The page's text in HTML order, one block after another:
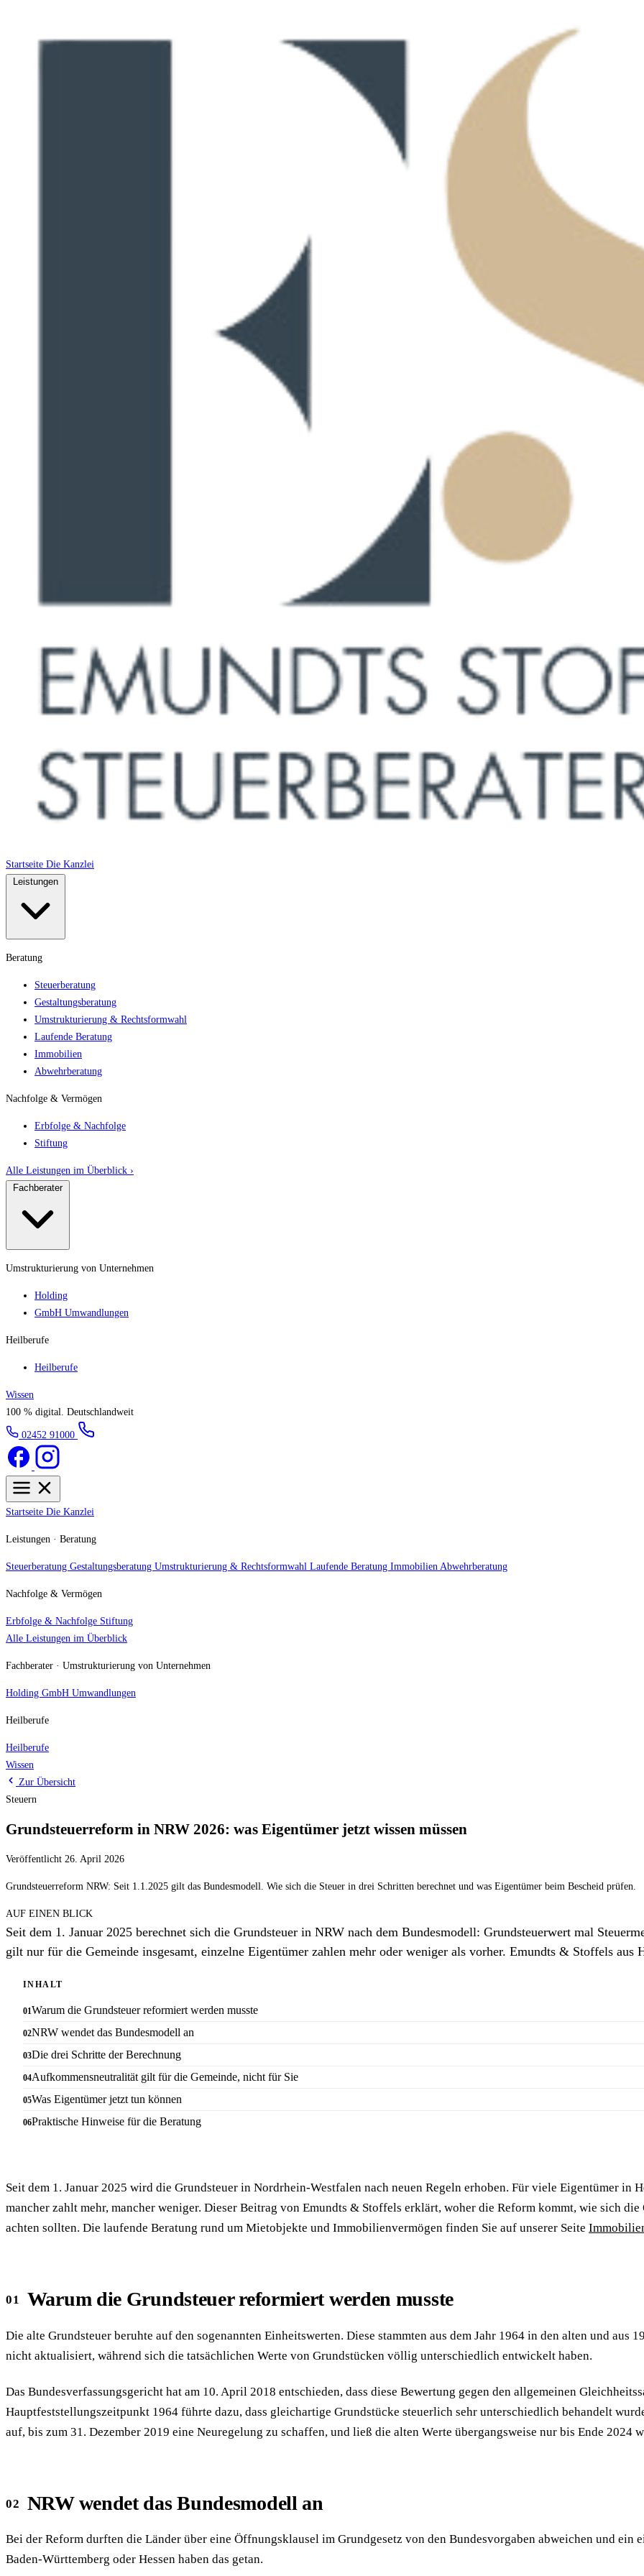
Startseite Die Kanzlei
Beratung
Steuerberatung
Gestaltungsberatung
Umstrukturierung & Rechtsformwahl
Laufende Beratung
Immobilien
Abwehrberatung
Nachfolge & Vermögen
Erbfolge & Nachfolge
Stiftung
Alle Leistungen im Überblick ›
Fachberater
Umstrukturierung von Unternehmen
Holding
GmbH Umwandlungen
Heilberufe
Heilberufe
Wissen
100 % digital. Deutschlandweit
02452 91000
Startseite Die Kanzlei
Leistungen · Beratung
Steuerberatung Gestaltungsberatung Umstrukturierung & Rechtsformwahl Laufende Beratung Immobilien Abwehrberatung
Nachfolge & Vermögen
Erbfolge & Nachfolge Stiftung
Alle Leistungen im Überblick
Fachberater · Umstrukturierung von Unternehmen
Holding GmbH Umwandlungen
Heilberufe
Heilberufe
Wissen
Zur Übersicht
Steuern
Grundsteuerreform in NRW 2026: was Eigentümer jetzt wissen müssen
Veröffentlicht 26. April 2026
Grundsteuerreform NRW: Seit 1.1.2025 gilt das Bundesmodell. Wie sich die Steuer in drei Schritten berechnet und was Eigentümer beim Bescheid prüfen.
AUF EINEN BLICK
Seit dem 1. Januar 2025 berechnet sich die Grundsteuer in NRW nach dem Bundesmodell: Grundsteuerwert mal
gilt nur für die Gemeinde insgesamt, einzelne Eigentümer zahlen mehr oder weniger als vorher. Emundts & Stoffels aus
INHALT
Warum die Grundsteuer reformiert werden musste
NRW wendet das Bundesmodell an
Die drei Schritte der Berechnung
Aufkommensneutralität gilt für die Gemeinde, nicht für Sie
Was Eigentümer jetzt tun können
Praktische Hinweise für die Beratung
Seit dem 1. Januar 2025 wird die Grundsteuer in Nordrhein-Westfalen nach neuen Regeln erhoben. Für viele Eigentümer in
mancher zahlt mehr, mancher weniger. Dieser Beitrag von Emundts & Stoffels erklärt, woher die Reform kommt, wie sich
achten sollten. Die laufende Beratung rund um Mietobjekte und Immobilienvermögen finden Sie auf unserer Seite
Warum die Grundsteuer reformiert werden musste
Die alte Grundsteuer beruhte auf den sogenannten Einheitswerten. Diese stammten aus dem Jahr 1964 in den alten und aus
nicht aktualisiert, während sich die tatsächlichen Werte von Grundstücken völlig unterschiedlich entwickelt haben.
Das Bundesverfassungsgericht hat am 10. April 2018 entschieden, dass diese Bewertung gegen den allgemeinen
Hauptfeststellungszeitpunkt 1964 führte dazu, dass gleichartige Grundstücke steuerlich sehr unterschiedlich behandelt
auf, bis zum 31. Dezember 2019 eine Neuregelung zu schaffen, und ließ die alten Werte übergangsweise nur bis Ende 2024
NRW wendet das Bundesmodell an
Bei der Reform durften die Länder über eine Öffnungsklausel im Grundgesetz von den Bundesvorgaben abweichen und ein
Baden-Württemberg oder Hessen haben das getan.